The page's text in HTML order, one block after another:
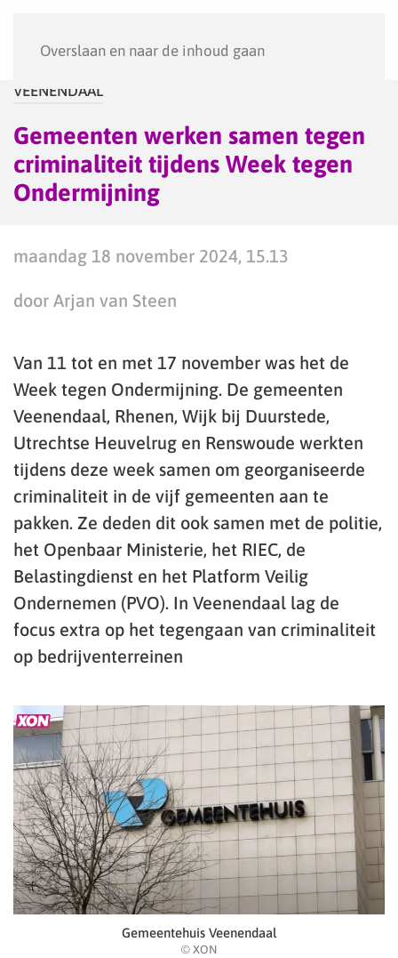
Overslaan en naar de inhoud gaan
VEENENDAAL
Gemeenten werken samen tegen
criminaliteit tijdens Week tegen
Ondermijning
maandag 18 november 2024, 15.13
door Arjan van Steen
Van 11 tot en met 17 november was het de
Week tegen Ondermijning. De gemeenten
Veenendaal, Rhenen, Wijk bij Duurstede,
Utrechtse Heuvelrug en Renswoude werkten
tijdens deze week samen om georganiseerde
criminaliteit in de vijf gemeenten aan te
pakken. Ze deden dit ook samen met de politie,
het Openbaar Ministerie, het RIEC, de
Belastingdienst en het Platform Veilig
Ondernemen (PVO). In Veenendaal lag de
focus extra op het tegengaan van criminaliteit
op bedrijventerreinen
Gemeentehuis Veenendaal
© XON